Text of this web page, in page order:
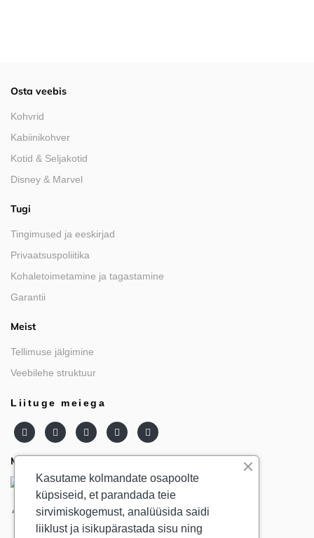
Osta veebis
Kohvrid
Kabiinikohver
Kotid & Seljakotid
Disney & Marvel
Tugi
Tingimused ja eeskirjad
Privaatsuspoliitika
Kohaletoimetamine ja tagastamine
Garantii
Meist
Tellimuse jälgimine
Veebilehe struktuur
Liituge meiega
Meie partnerid
Kasutame kolmandate osapoolte
küpsiseid, et parandada teie
sirvimiskogemust, analüüsida saidi
liiklust ja isikupärastada sisu ning